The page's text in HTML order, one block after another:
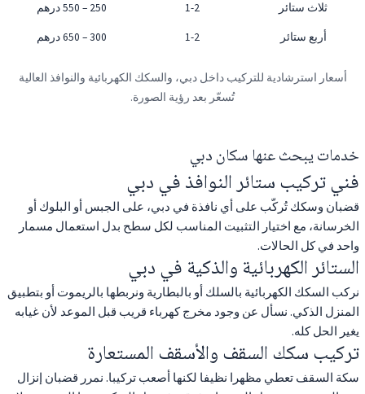
ثلاث ستائر 1-2 250 – 550 درهم
أربع ستائر 1-2 300 – 650 درهم
أسعار استرشادية للتركيب داخل دبي، والسكك الكهربائية والنوافذ العالية
تُسعّر بعد رؤية الصورة.
خدمات يبحث عنها سكان دبي
فني تركيب ستائر النوافذ في دبي
قضبان وسكك تُركّب على أي نافذة في دبي، على الجبس أو البلوك أو
الخرسانة، مع اختيار التثبيت المناسب لكل سطح بدل استعمال مسمار
واحد في كل الحالات.
الستائر الكهربائية والذكية في دبي
نركب السكك الكهربائية بالسلك أو بالبطارية ونربطها بالريموت أو بتطبيق
المنزل الذكي. نسأل عن وجود مخرج كهرباء قريب قبل الموعد لأن غيابه
يغير الحل كله.
تركيب سكك السقف والأسقف المستعارة
سكة السقف تعطي مظهرا نظيفا لكنها أصعب تركيبا. نمرر قضبان إنزال